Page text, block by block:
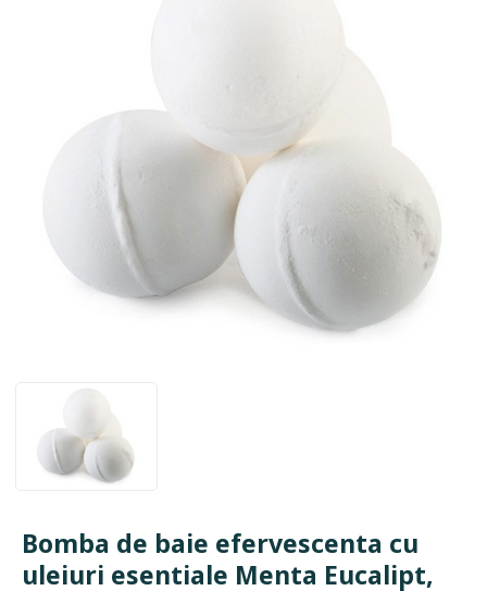
Bomba de baie efervescenta cu
uleiuri esentiale Menta Eucalipt,